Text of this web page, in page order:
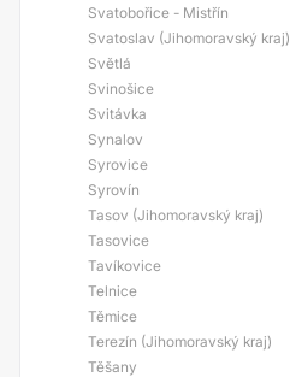
Svatobořice - Mistřín
Svatoslav (Jihomoravský kraj)
Světlá
Svinošice
Svitávka
Synalov
Syrovice
Syrovín
Tasov (Jihomoravský kraj)
Tasovice
Tavíkovice
Telnice
Těmice
Terezín (Jihomoravský kraj)
Těšany